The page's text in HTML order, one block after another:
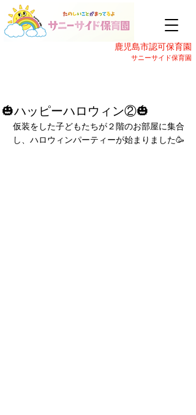
鹿児島市認可保育園
サニーサイド保育園
🎃ハッピーハロウィン②🎃
仮装をした子どもたちが２階のお部屋に集合
し、ハロウィンパーティーが始まりました🥳